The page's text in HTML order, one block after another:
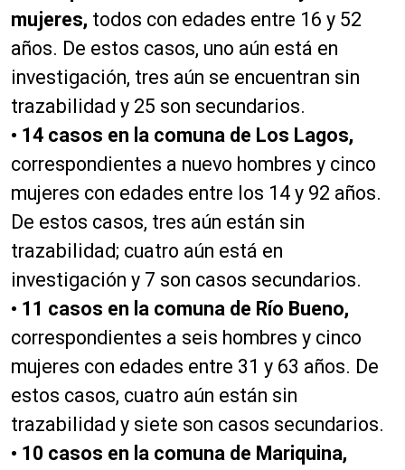
mujeres, todos con edades entre 16 y 52
años. De estos casos, uno aún está en
investigación, tres aún se encuentran sin
trazabilidad y 25 son secundarios.
• 14 casos en la comuna de Los Lagos,
correspondientes a nuevo hombres y cinco
mujeres con edades entre los 14 y 92 años.
De estos casos, tres aún están sin
trazabilidad; cuatro aún está en
investigación y 7 son casos secundarios.
• 11 casos en la comuna de Río Bueno,
correspondientes a seis hombres y cinco
mujeres con edades entre 31 y 63 años. De
estos casos, cuatro aún están sin
trazabilidad y siete son casos secundarios.
• 10 casos en la comuna de Mariquina,